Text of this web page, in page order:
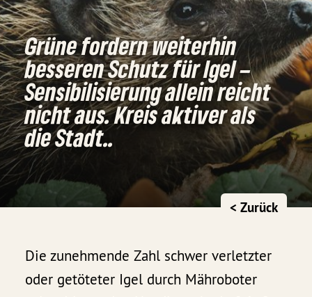
Grüne fordern weiterhin
besseren Schutz für Igel –
Sensibilisierung allein reicht
nicht aus. Kreis aktiver als
die Stadt..
< Zurück
Die zunehmende Zahl schwer verletzter
oder getöteter Igel durch Mähroboter